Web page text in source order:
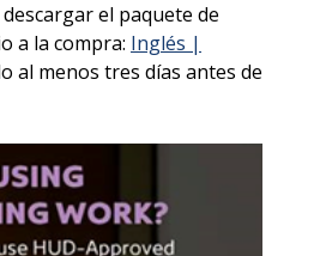
el paquete de
a la compra: Inglés |
al menos tres días antes de